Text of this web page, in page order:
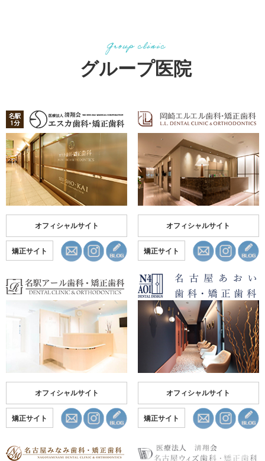
グループ医院
オフィシャルサイト
矯正サイト
オフィシャルサイト
矯正サイト
オフィシャルサイト
矯正サイト
オフィシャルサイト
矯正サイト